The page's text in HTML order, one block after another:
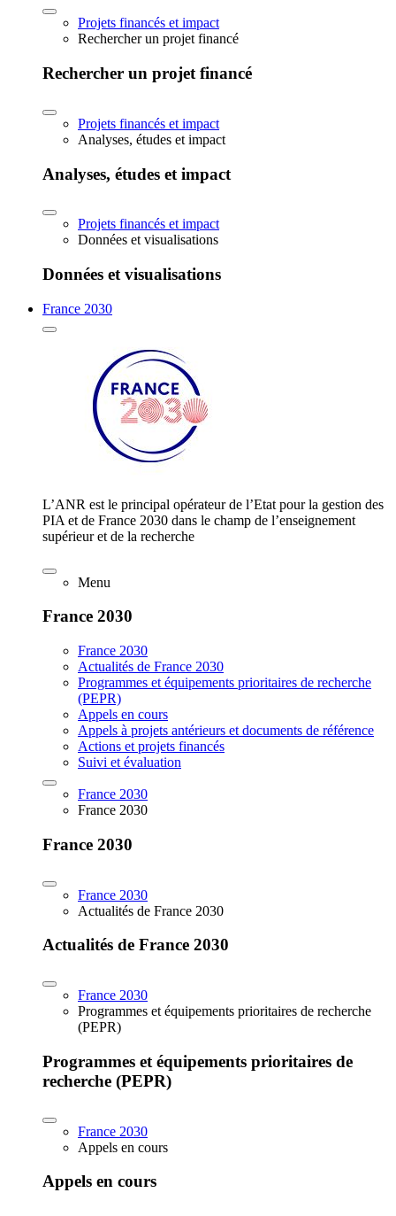
Projets financés et impact
Rechercher un projet financé
Rechercher un projet financé
Projets financés et impact
Analyses, études et impact
Analyses, études et impact
Projets financés et impact
Données et visualisations
Données et visualisations
France 2030
L’ANR est le principal opérateur de l’Etat pour la gestion des
PIA et de France 2030 dans le champ de l’enseignement
supérieur et de la recherche
Menu
France 2030
France 2030
Actualités de France 2030
Programmes et équipements prioritaires de recherche
(PEPR)
Appels en cours
Appels à projets antérieurs et documents de référence
Actions et projets financés
Suivi et évaluation
France 2030
France 2030
France 2030
France 2030
Actualités de France 2030
Actualités de France 2030
France 2030
Programmes et équipements prioritaires de recherche
(PEPR)
Programmes et équipements prioritaires de
recherche (PEPR)
France 2030
Appels en cours
Appels en cours